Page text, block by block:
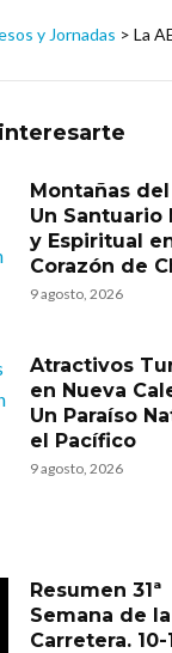
y Jornadas > La
Montañas
Un Santuario
y Espiritual
Corazón de
9 agosto, 2026
Atractivos
en Nueva
Un Paraíso
el Pacífico
9 agosto, 2026
Resumen 31ª
Semana de la
Carretera. 10-